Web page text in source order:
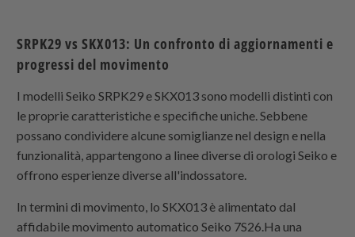
SRPK29 vs SKX013: Un confronto di aggiornamenti e
progressi del movimento
I modelli Seiko SRPK29 e SKX013 sono modelli distinti con
le proprie caratteristiche e specifiche uniche. Sebbene
possano condividere alcune somiglianze nel design e nella
funzionalità, appartengono a linee diverse di orologi Seiko e
offrono esperienze diverse all'indossatore.
In termini di movimento, lo SKX013 è alimentato dal
affidabile movimento automatico Seiko 7S26.Ha una